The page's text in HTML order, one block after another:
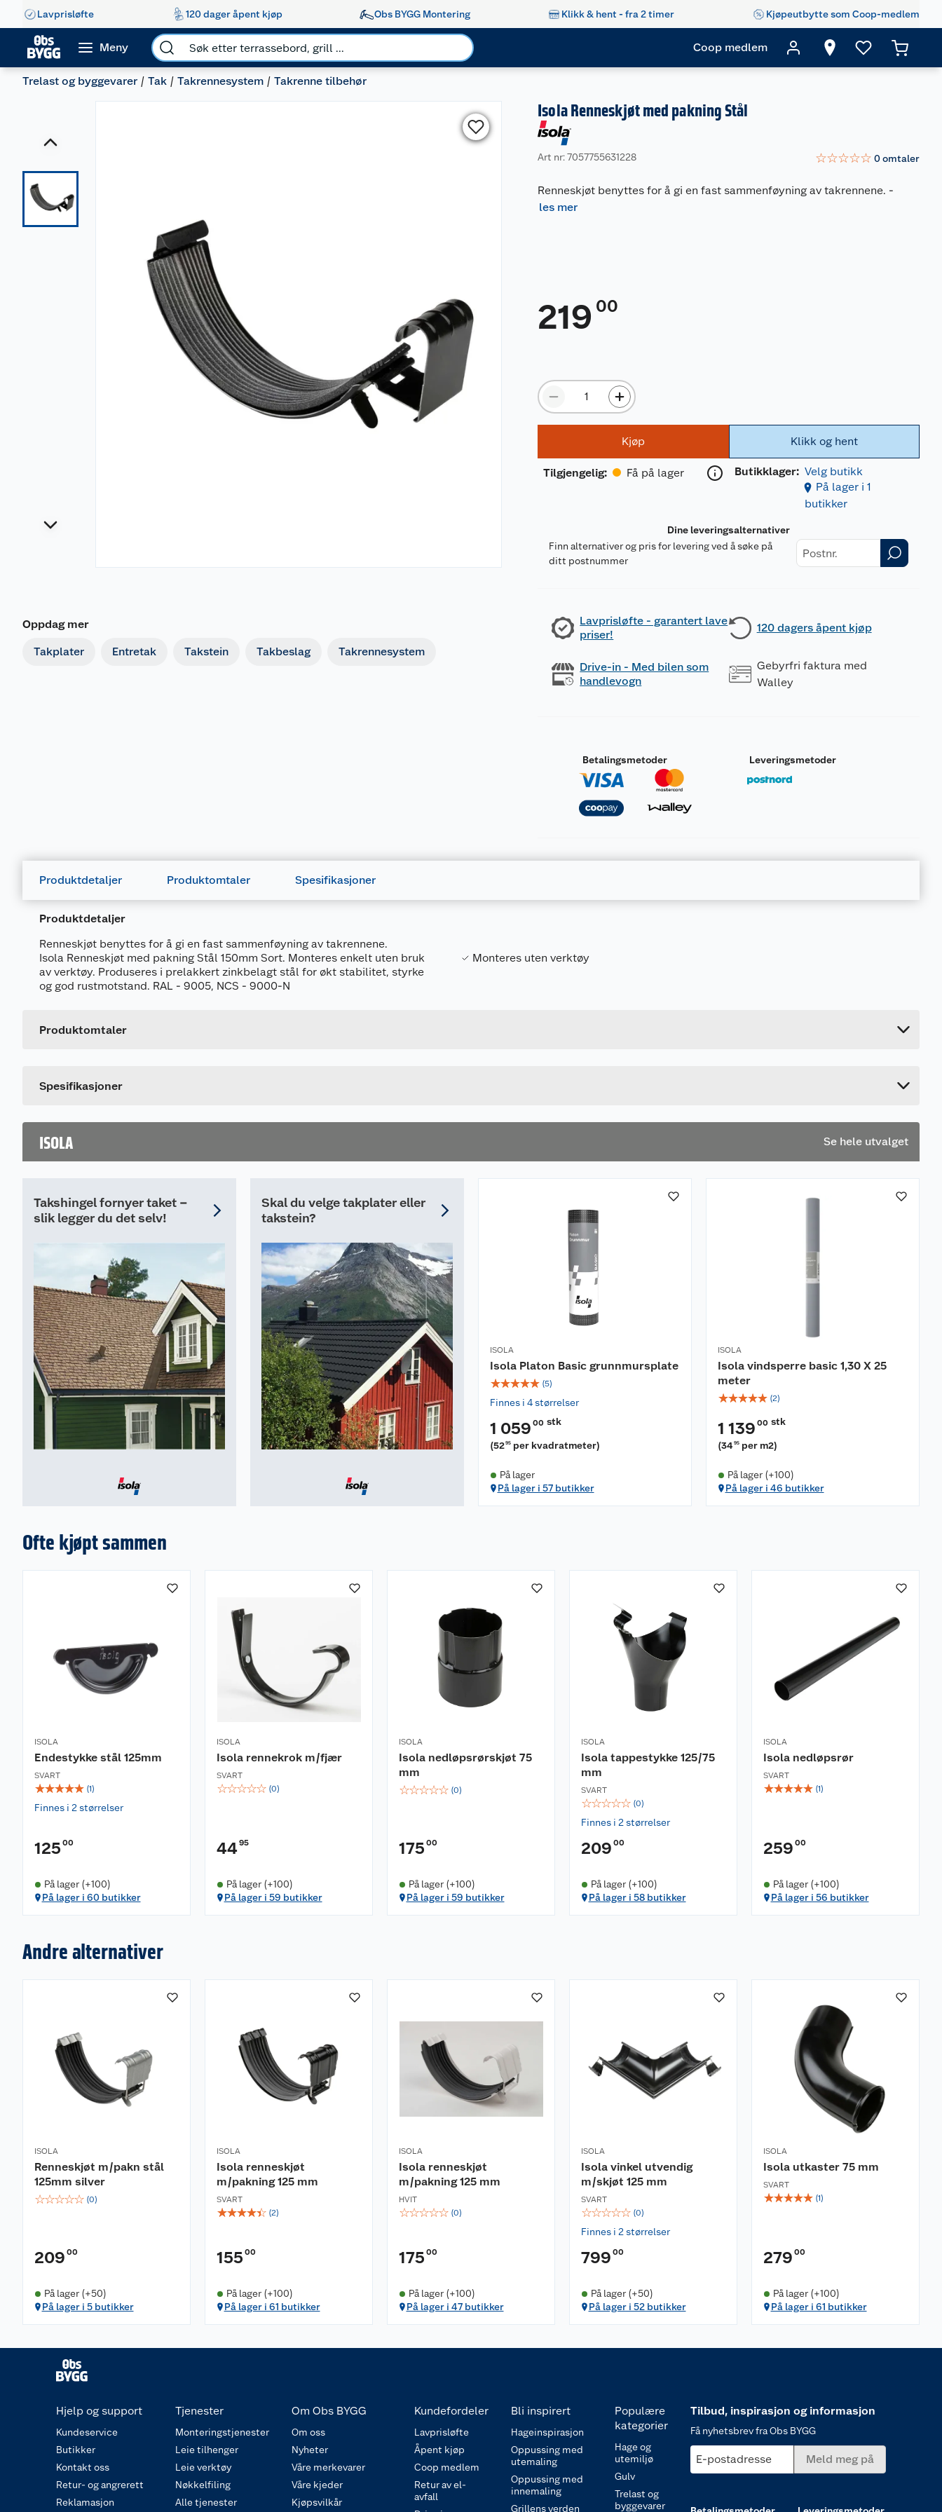
Lavprisløfte 120 dager åpent kjøp Obs BYGG Montering Klikk & hent - fra 2 timer Kjøpeutbytte som Coop-medlem
Meny Coop medlem
Trelast og byggevarer Tak Takrennesystem Takrenne tilbehør
Oppdag mer
Takplater Entretak Takstein Takbeslag Takrennesystem
Isola Renneskjøt med pakning Stål
Art nr: 7057755631228 ☆☆☆☆☆ 0omtaler
Renneskjøt benyttes for å gi en fast sammenføyning av takrennene. -
les mer
219 00
Kjøp
Tilgjengelig: Få på lager
Klikk og hent
Butikklager: Velg butikk
På lager i 1
butikker
Dine leveringsalternativer
Finn alternativer og pris for levering ved å søke på
ditt postnummer
Lavprisløfte - garantert lave
priser!
120 dagers åpent kjøp
Drive-in - Med bilen som
handlevogn
Gebyrfri faktura med
Walley
Betalingsmetoder Leveringsmetoder
Produktdetaljer Produktomtaler Spesifikasjoner
Produktdetaljer
Renneskjøt benyttes for å gi en fast sammenføyning av takrennene.
Isola Renneskjøt med pakning Stål 150mm Sort. Monteres enkelt uten bruk
av verktøy. Produseres i prelakkert zinkbelagt stål for økt stabilitet, styrke
og god rustmotstand. RAL - 9005, NCS - 9000-N
Monteres uten verktøy
Produktomtaler
Spesifikasjoner
Generelt
Leverandørens artikkelnummer
ISOLA Se hele utvalget
Takshingel fornyer taket –
slik legger du det selv!
Skal du velge takplater eller
takstein?
ISOLA
Isola Platon Basic grunnmursplate
☆☆☆☆☆ (5)
Finnes i 4 størrelser
1 059 00 stk
(5295 per kvadratmeter)
På lager
På lager i 57 butikker
ISOLA
Isola vindsperre basic 1,30 X 25
meter
☆☆☆☆☆ (2)
1 139 00 stk
(34 95 per m2)
På lager (+100)
På lager i 46 butikker
Ofte kjøpt sammen
ISOLA
Endestykke stål 125mm
SVART
☆☆☆☆☆ (1)
Finnes i 2 størrelser
125 00
På lager (+100)
På lager i 60 butikker
ISOLA
Isola rennekrok m/fjær
SVART
☆☆☆☆☆ (0)
4495
På lager (+100)
På lager i 59 butikker
ISOLA
Isola nedløpsrørskjøt 75
mm
☆☆☆☆☆ (0)
175 00
På lager (+100)
På lager i 59 butikker
ISOLA
Isola tappestykke 125/75
mm
SVART
☆☆☆☆☆ (0)
Finnes i 2 størrelser
209 00
På lager (+100)
På lager i 58 butikker
ISOLA
Isola nedløpsrør
SVART
☆☆☆☆☆ (1)
259 00
På lager (+100)
På lager i 56 butikker
Andre alternativer
ISOLA
Renneskjøt m/pakn stål
125mm silver
☆☆☆☆☆ (0)
209 00
På lager (+50)
På lager i 5 butikker
ISOLA
Isola renneskjøt
m/pakning 125 mm
SVART
☆☆☆☆☆ (2)
155 00
På lager (+100)
På lager i 61 butikker
ISOLA
Isola renneskjøt
m/pakning 125 mm
HVIT
☆☆☆☆☆ (0)
175 00
På lager (+100)
På lager i 47 butikker
ISOLA
Isola vinkel utvendig
m/skjøt 125 mm
SVART
☆☆☆☆☆ (0)
Finnes i 2 størrelser
799 00
På lager (+50)
På lager i 52 butikker
ISOLA
Isola utkaster 75 mm
SVART
☆☆☆☆☆ (1)
279 00
På lager (+100)
På lager i 61 butikker
Hjelp og support
Kundeservice
Butikker
Kontakt oss
Retur- og angrerett
Reklamasjon
Tjenester
Monteringstjenester
Leie tilhenger
Leie verktøy
Nøkkelfiling
Alle tjenester
Om Obs BYGG
Om oss
Nyheter
Våre merkevarer
Våre kjeder
Kjøpsvilkår
Kundefordeler
Lavprisløfte
Åpent kjøp
Coop medlem
Retur av el-
avfall
Bli inspirert
Hageinspirasjon
Oppussing med
utemaling
Oppussing med
innemaling
Grillens verden
Populære
kategorier
Hage og
utemiljø
Gulv
Trelast og
byggevarer
Tilbud, inspirasjon og informasjon
Få nyhetsbrev fra Obs BYGG
E-postadresse Meld meg på